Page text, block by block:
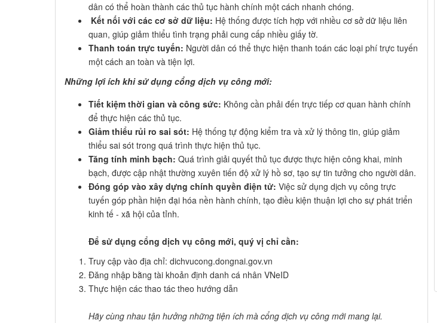
dân có thể hoàn thành các thủ tục hành chính một cách nhanh chóng.
Kết nối với các cơ sở dữ liệu: Hệ thống được tích hợp với nhiều cơ sở dữ liệu liên
quan, giúp giảm thiểu tình trạng phải cung cấp nhiều giấy tờ.
Thanh toán trực tuyến: Người dân có thể thực hiện thanh toán các loại phí trực tuyến
một cách an toàn và tiện lợi.
Những lợi ích khi sử dụng cổng dịch vụ công mới:
Tiết kiệm thời gian và công sức: Không cần phải đến trực tiếp cơ quan hành chính
để thực hiện các thủ tục.
Giảm thiểu rủi ro sai sót: Hệ thống tự động kiểm tra và xử lý thông tin, giúp giảm
thiểu sai sót trong quá trình thực hiện thủ tục.
Tăng tính minh bạch: Quá trình giải quyết thủ tục được thực hiện công khai, minh
bạch, được cập nhật thường xuyên tiến độ xử lý hồ sơ, tạo sự tin tưởng cho người dân.
Đóng góp vào xây dựng chính quyền điện tử: Việc sử dụng dịch vụ công trực
tuyến góp phần hiện đại hóa nền hành chính, tạo điều kiện thuận lợi cho sự phát triển
kinh tế - xã hội của tỉnh.
Để sử dụng cổng dịch vụ công mới, quý vị chỉ cần:
Truy​ cập vào địa chỉ: dichvucong.dongnai.gov.vn
Đăng nhập bằng tài khoản định danh cá nhân VNeID
Thực hiện các thao tác theo hướng dẫn
Hãy cùng nhau tận hưởng những tiện ích mà cổng dịch vụ công mới mang lại.